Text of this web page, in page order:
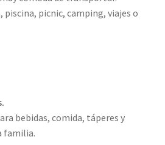
picnic, camping, viajes o
bebidas, comida, táperes y
familia.